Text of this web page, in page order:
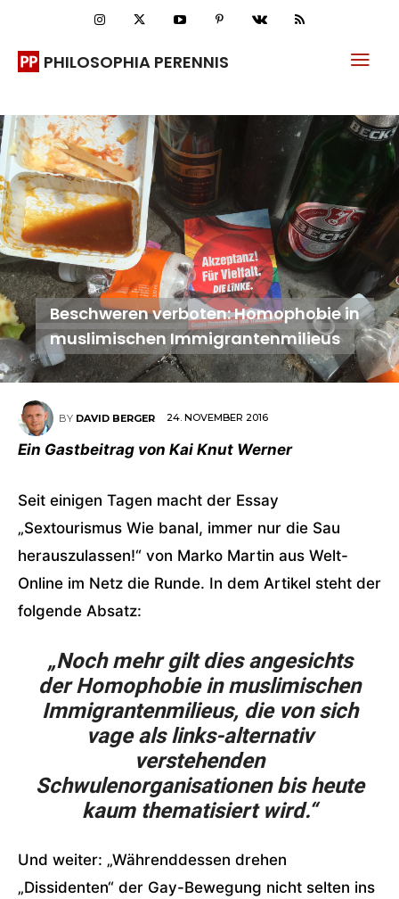
PHILOSOPHIA PERENNIS
Beschweren verboten: Homophobie in
muslimischen Immigrantenmilieus
BY DAVID BERGER 24. NOVEMBER 2016
Ein Gastbeitrag von Kai Knut Werner
Seit einigen Tagen macht der Essay
„Sextourismus Wie banal, immer nur die Sau
herauszulassen!“ von Marko Martin aus Welt-
Online im Netz die Runde. In dem Artikel steht der
folgende Absatz:
„Noch mehr gilt dies angesichts
der Homophobie in muslimischen
Immigrantenmilieus, die von sich
vage als links-alternativ
verstehenden
Schwulenorganisationen bis heute
kaum thematisiert wird.“
Und weiter: „Währenddessen drehen
„Dissidenten“ der Gay-Bewegung nicht selten ins